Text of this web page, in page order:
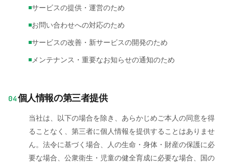
サービスの提供・運営のため
お問い合わせへの対応のため
サービスの改善・新サービスの開発のため
メンテナンス・重要なお知らせの通知のため
04個人情報の第三者提供
当社は、以下の場合を除き、あらかじめご本人の同意を得
ることなく、第三者に個人情報を提供することはありませ
ん。法令に基づく場合、人の生命・身体・財産の保護に必
要な場合、公衆衛生・児童の健全育成に必要な場合、国の